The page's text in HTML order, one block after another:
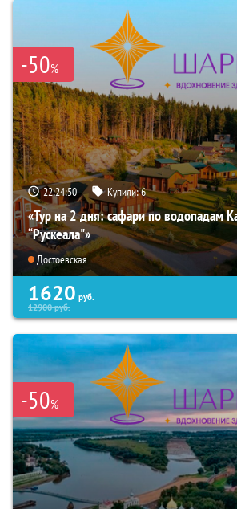
-50%
22:24:49 Купили:6
«Тур на 2 дня: сафари по водопадам
“Рускеала"»
Достоевская
1620 руб.
12900руб.
-50%